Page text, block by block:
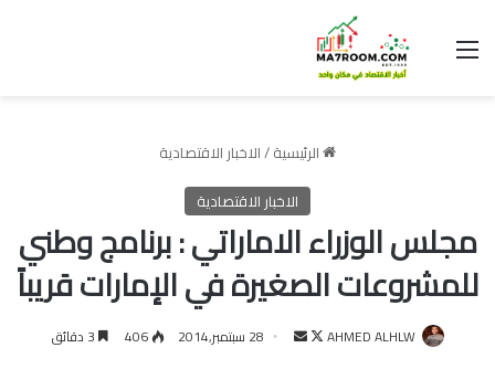
القائمة
الرئيسية/الاخبار الاقتصادية
الاخبار الاقتصادية
مجلس الوزراء الاماراتي : برنامج وطني
للمشروعات الصغيرة في الإمارات قريباً
AHMED ALHLW
تابعأرسل 28 سبتمبر,2014 406